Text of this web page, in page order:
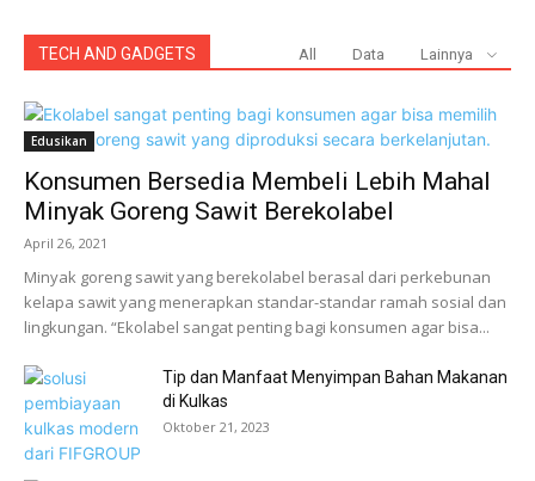
Sarana
TECH AND GADGETS All Data Lainnya
Edusikan
Konsumen Bersedia Membeli Lebih Mahal
Minyak Goreng Sawit Berekolabel
April 26, 2021
Minyak goreng sawit yang berekolabel berasal dari perkebunan
kelapa sawit yang menerapkan standar-standar ramah sosial dan
lingkungan. “Ekolabel sangat penting bagi konsumen agar bisa...
Tip dan Manfaat Menyimpan Bahan Makanan
di Kulkas
Oktober 21, 2023